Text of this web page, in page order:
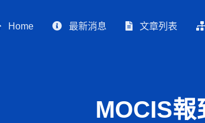
Home 最新消息 文章列表
MOCIS報